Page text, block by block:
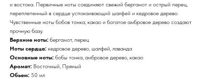
и востока. Первичные ноты соединяют свежий бергамот и острый перец,
переплетенный в сердце успокаивающий шалфей и кедровое дерево.
Чувственные ноты бобов тонка, какао и богатое амбровое дерево создают
прочную базу.
Верхние ноты: бергамот, перец
Ноты сердца: кедровое дерево, шалфей, лаванда
Основные ноты: бобы тонка, амбровое дерево, какао
Аромат: Восточный, Пряный
Обьем: 50 мл